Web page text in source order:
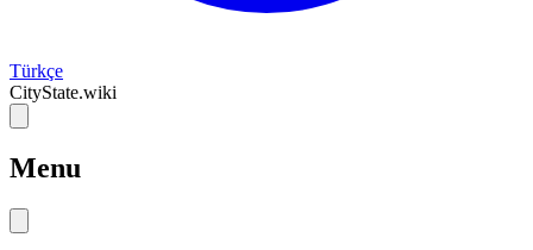
Türkçe
CityState.wiki
Menu